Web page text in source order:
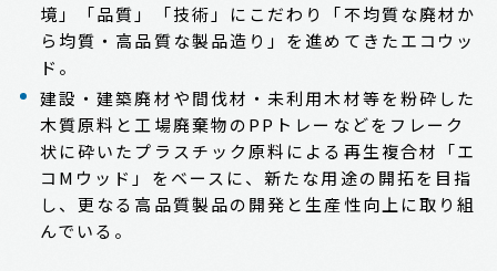
境」「品質」「技術」にこだわり「不均質な廃材か
ら均質・高品質な製品造り」を進めてきたエコウッ
ド。
建設・建築廃材や間伐材・未利用木材等を粉砕した
木質原料と工場廃棄物のPPトレーなどをフレーク
状に砕いたプラスチック原料による再生複合材「エ
コMウッド」をベースに、新たな用途の開拓を目指
し、更なる高品質製品の開発と生産性向上に取り組
んでいる。